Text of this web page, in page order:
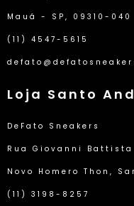
Mauá - SP, 09310-040
(11) 4547-5615
Loja Santo
DeFato Sneakers
Rua Giovanni
Novo Homero Thon,
(11) 3198-8257